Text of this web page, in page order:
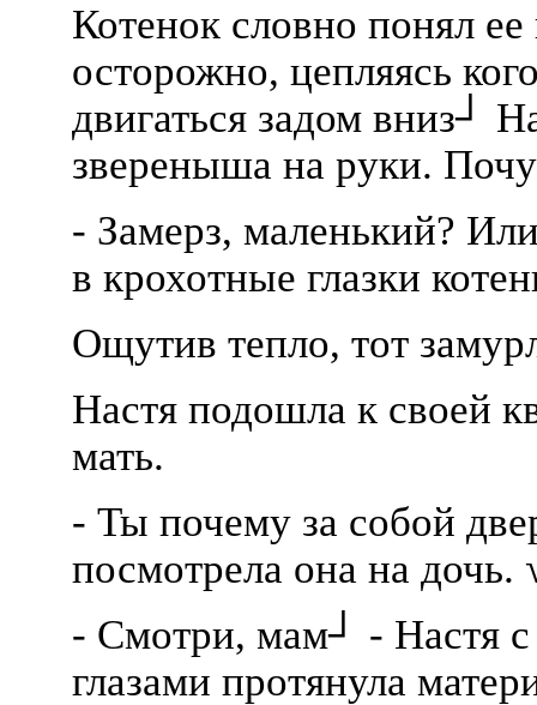
Котенок словно понял
осторожно, цепляясь
двигаться задом вниз┘
звереныша на руки.
- Замерз, маленький?
в крохотные глазки
Ощутив тепло, тот
Настя подошла к своей
мать.
- Ты почему за собой
посмотрела она на
- Смотри, мам┘ - Настя
глазами протянула